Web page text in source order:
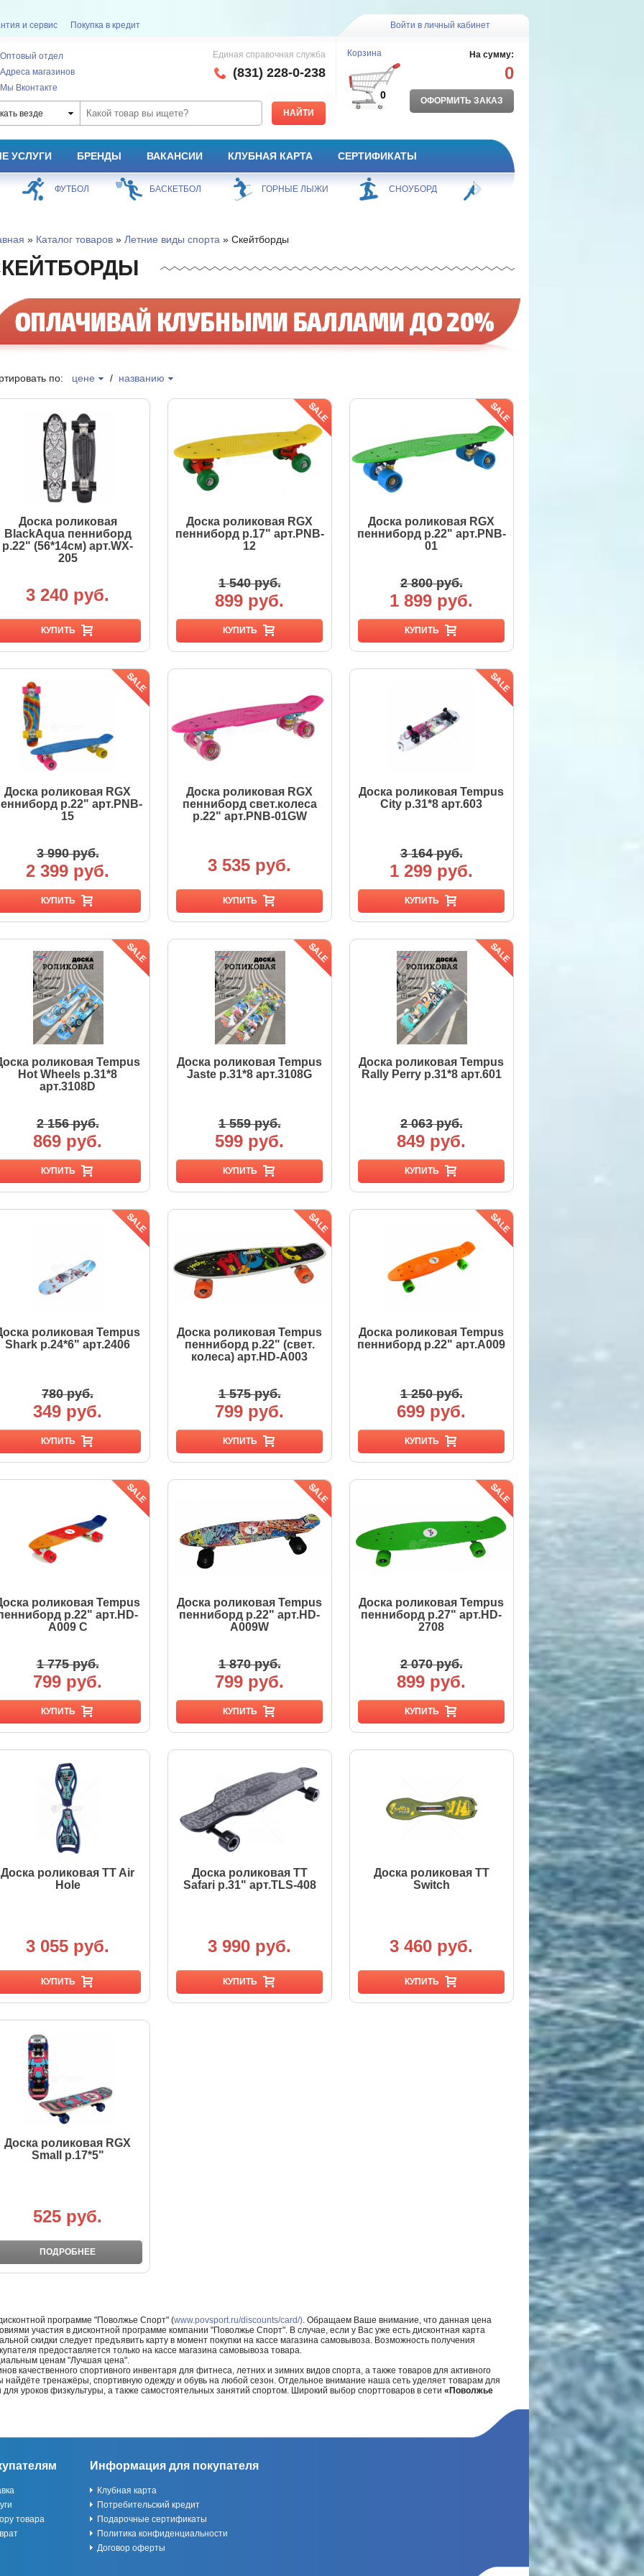
и сервис Покупка в кредит Войти в личный кабинет
Оптовый отдел
Адреса магазинов
Мы Вконтакте
Единая справочная служба
(831) 228-0-238
везде
Корзина
0
На сумму:
0
ОФОРМИТЬ ЗАКАЗ
УСЛУГИ БРЕНДЫ ВАКАНСИИ КЛУБНАЯ КАРТА СЕРТИФИКАТЫ
ФУТБОЛ БАСКЕТБОЛ ГОРНЫЕ ЛЫЖИ СНОУБОРД
» Каталог товаров» Летние виды спорта » Скейтборды
по: цене / названию
Доска роликовая
BlackAqua пенниборд
р.22" (56*14см) арт.WX-
205
3 240 руб.
КУПИТЬ
Доска роликовая RGX
пенниборд р.17" арт.PNB-
12
1 540 руб.
899 руб.
КУПИТЬ
Доска роликовая RGX
пенниборд р.22" арт.PNB-
01
2 800 руб.
1 899 руб.
КУПИТЬ
Доска роликовая RGX
р.22" арт.PNB-
15
3 990 руб.
2 399 руб.
КУПИТЬ
Доска роликовая RGX
пенниборд свет.колеса
р.22" арт.PNB-01GW
3 535 руб.
КУПИТЬ
Доска роликовая Tempus
City р.31*8 арт.603
3 164 руб.
1 299 руб.
КУПИТЬ
роликовая Tempus
Hot Wheels р.31*8
арт.3108D
2 156 руб.
869 руб.
КУПИТЬ
Доска роликовая Tempus
Jaste р.31*8 арт.3108G
1 559 руб.
599 руб.
КУПИТЬ
Доска роликовая Tempus
Rally Perry р.31*8 арт.601
2 063 руб.
849 руб.
КУПИТЬ
роликовая Tempus
Shark р.24*6" арт.2406
780 руб.
349 руб.
КУПИТЬ
Доска роликовая Tempus
пенниборд р.22" (свет.
колеса) арт.HD-A003
1 575 руб.
799 руб.
КУПИТЬ
Доска роликовая Tempus
пенниборд р.22" арт.A009
1 250 руб.
699 руб.
КУПИТЬ
роликовая Tempus
р.22" арт.HD-
A009 C
1 775 руб.
799 руб.
КУПИТЬ
Доска роликовая Tempus
пенниборд р.22" арт.HD-
A009W
1 870 руб.
799 руб.
КУПИТЬ
Доска роликовая Tempus
пенниборд р.27" арт.HD-
2708
2 070 руб.
899 руб.
КУПИТЬ
Доска роликовая TT Air
Hole
3 055 руб.
КУПИТЬ
Доска роликовая TT
Safari р.31" арт.TLS-408
3 990 руб.
КУПИТЬ
Доска роликовая TT
Switch
3 460 руб.
КУПИТЬ
Доска роликовая RGX
Small р.17*5"
525 руб.
ПОДРОБНЕЕ
программе "Поволжье Спорт" (www.povsport.ru/discounts/card/). Обращаем Ваше внимание, что данная цена
участия в дисконтной программе компании "Поволжье Спорт". В случае, если у Вас уже есть дисконтная карта
скидки следует предъявить карту в момент покупки на кассе магазина самовывоза. Возможность получения
предоставляется только на кассе магазина самовывоза товара.
ценам "Лучшая цена".
качественного спортивного инвентаря для фитнеса, летних и зимних видов спорта, а также товаров для активного
тренажёры, спортивную одежду и обувь на любой сезон. Отдельное внимание наша сеть уделяет товарам для
уроков физкультуры, а также самостоятельных занятий спортом. Широкий выбор спорттоваров в сети «Поволжье
товара
Информация для покупателя
Клубная карта
Потребительский кредит
Подарочные сертификаты
Политика конфиденциальности
Договор оферты